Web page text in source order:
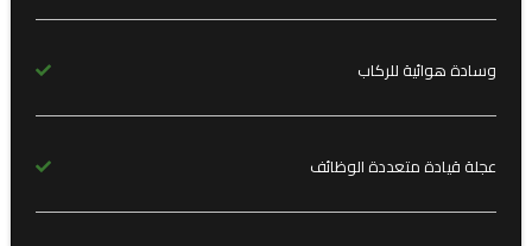
وسادة هوائية للركاب
عجلة قيادة متعددة الوظائف